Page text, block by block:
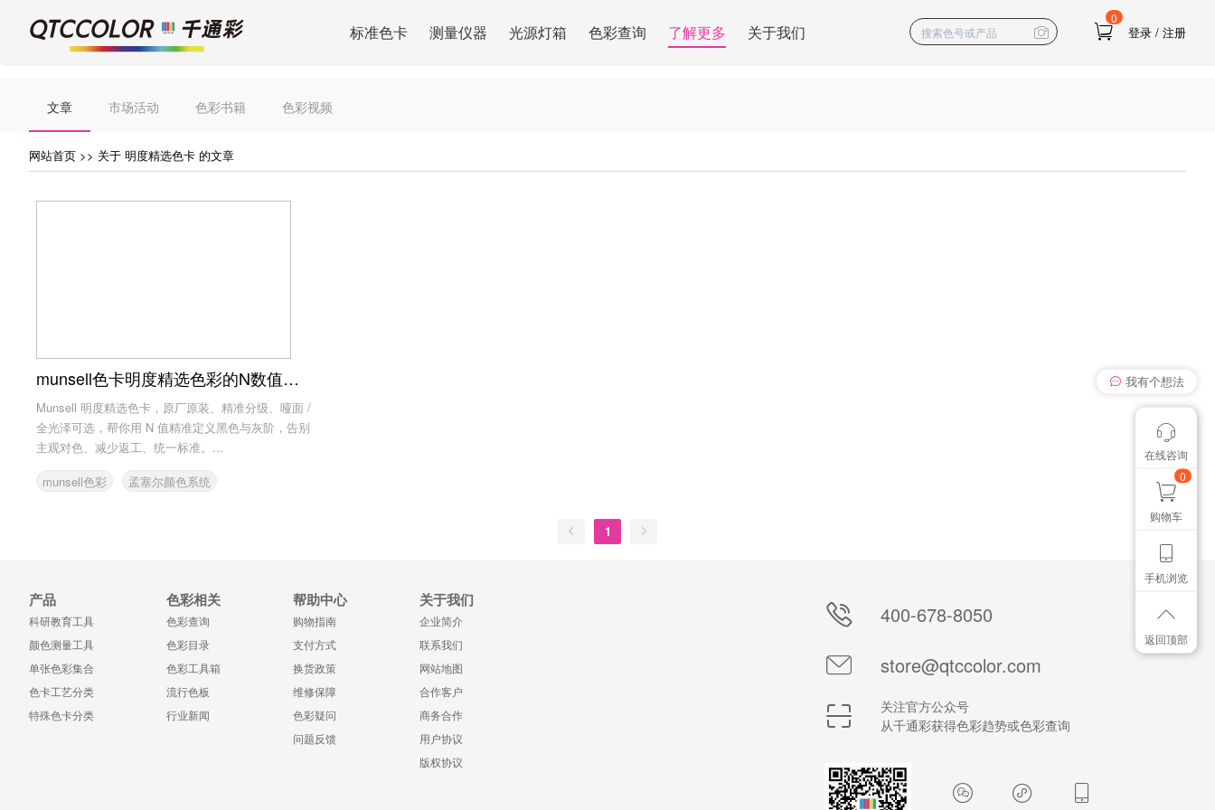
标准色卡 测量仪器 光源灯箱 色彩查询 了解更多 关于我们
0
登录 / 注册
文章 市场活动 色彩书籍 色彩视频
网站首页 >> 关于 明度精选色卡 的文章
munsell色卡明度精选色彩的N数值与黑色值有何关联？
Munsell 明度精选色卡，原厂原装、精准分级、哑面 /
全光泽可选，帮你用 N 值精准定义黑色与灰阶，告别
主观对色、减少返工、统一标准。...
munsell色彩
孟塞尔颜色系统
1
产品
科研教育工具
颜色测量工具
单张色彩集合
色卡工艺分类
特殊色卡分类
色彩相关
色彩查询
色彩目录
色彩工具箱
流行色板
行业新闻
帮助中心
购物指南
支付方式
换货政策
维修保障
色彩疑问
问题反馈
关于我们
企业简介
联系我们
网站地图
合作客户
商务合作
用户协议
版权协议
400-678-8050
store@qtccolor.com
关注官方公众号
从千通彩获得色彩趋势或色彩查询
我有个想法
想找个色卡
颜色管控讨论
在线咨询
0
购物车
手机浏览
返回顶部